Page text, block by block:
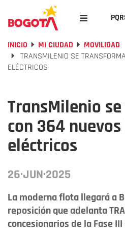
INICIO MI CIUDAD
MOVILIDAD
TRANSMILENIO SE
ELÉCTRICOS
TransMilenio
con 364
eléctricos
26·JUN·2025
La moderna flota llegará a
reposición que adelanta
concesionarios de la Fase